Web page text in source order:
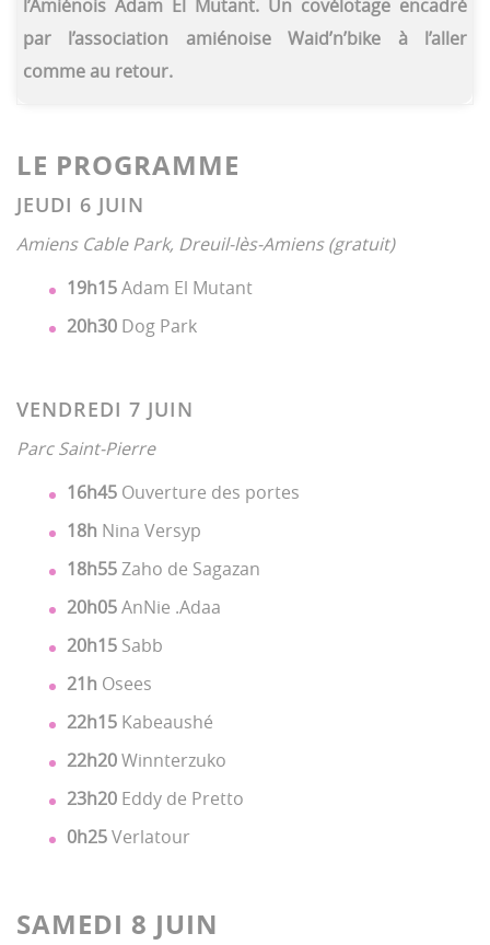
l’Amiénois Adam El Mutant. Un covélotage encadré
par l’association amiénoise Waid’n’bike à l’aller
comme au retour.
LE PROGRAMME
JEUDI 6 JUIN
Amiens Cable Park, Dreuil-lès-Amiens (gratuit)
19h15Adam El Mutant
20h30 Dog Park
VENDREDI 7 JUIN
Parc Saint-Pierre
16h45 Ouverture des portes
18h Nina Versyp
18h55Zaho de Sagazan
20h05AnNie .Adaa
20h15 Sabb
21h Osees
22h15 Kabeaushé
22h20Winnterzuko
23h20 Eddy de Pretto
0h25Verlatour
SAMEDI 8 JUIN